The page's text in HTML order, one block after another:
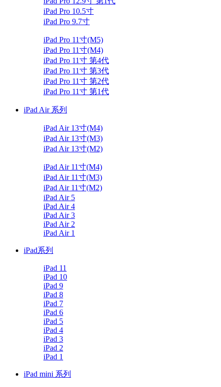
iPad Pro 10.5寸
iPad Pro 9.7寸
iPad Pro 11寸(M5)
iPad Pro 11寸(M4)
iPad Pro 11寸 第4代
iPad Pro 11寸 第3代
iPad Pro 11寸 第2代
iPad Pro 11寸 第1代
iPad Air 系列
iPad Air 13寸(M4)
iPad Air 13寸(M3)
iPad Air 13寸(M2)
iPad Air 11寸(M4)
iPad Air 11寸(M3)
iPad Air 11寸(M2)
iPad Air 5
iPad Air 4
iPad Air 3
iPad Air 2
iPad Air 1
iPad系列
iPad 11
iPad 10
iPad 9
iPad 8
iPad 7
iPad 6
iPad 5
iPad 4
iPad 3
iPad 2
iPad 1
iPad mini 系列